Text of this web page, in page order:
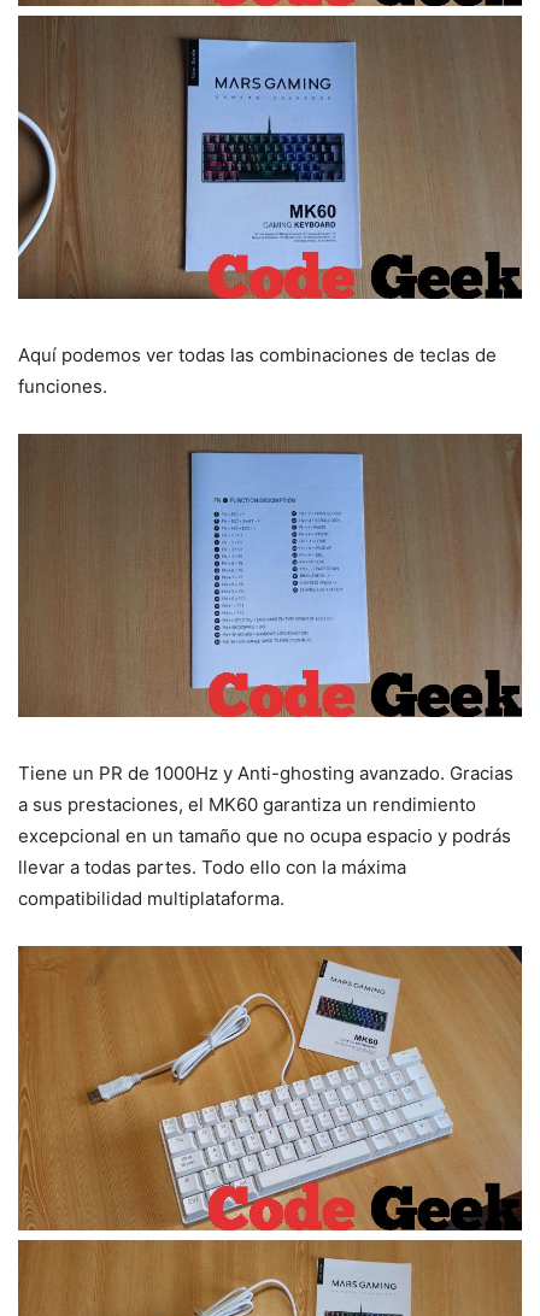
Aquí podemos ver todas las combinaciones de teclas de
funciones.
Tiene un PR de 1000Hz y Anti-ghosting avanzado. Gracias
a sus prestaciones, el MK60 garantiza un rendimiento
excepcional en un tamaño que no ocupa espacio y podrás
llevar a todas partes. Todo ello con la máxima
compatibilidad multiplataforma.